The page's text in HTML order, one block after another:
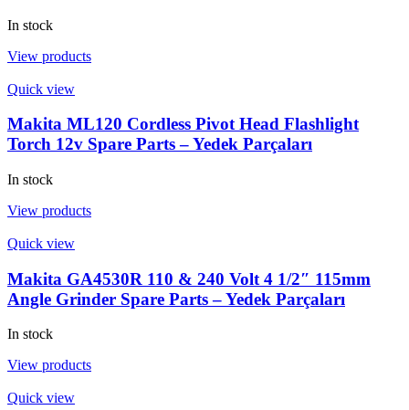
In stock
View products
Quick view
Makita ML120 Cordless Pivot Head Flashlight
Torch 12v Spare Parts – Yedek Parçaları
In stock
View products
Quick view
Makita GA4530R 110 & 240 Volt 4 1/2″ 115mm
Angle Grinder Spare Parts – Yedek Parçaları
In stock
View products
Quick view